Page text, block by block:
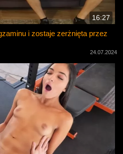
16:27
i zostaje zerżnięta przez
24.07.2024